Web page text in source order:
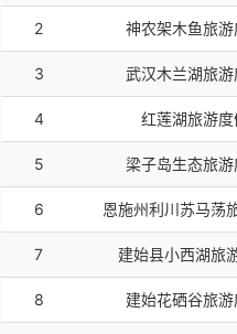
2 神农架木鱼旅游
3 武汉木兰湖旅游
4 红莲湖旅游度
5 梁子岛生态旅游
6 恩施州利川苏马荡
7 建始县小西湖旅
8 建始花硒谷旅